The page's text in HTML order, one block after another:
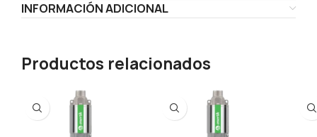
INFORMACIÓN ADICIONAL
Productos relacionados